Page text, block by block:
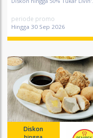
periode promo
Hingga 30 Sep 2026
Diskon